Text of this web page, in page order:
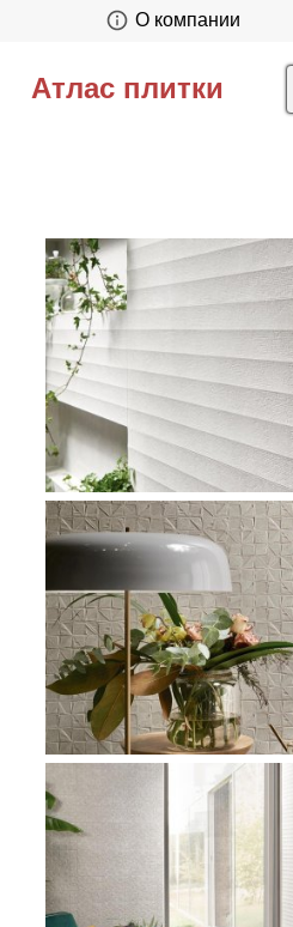
О компании
Атлас плитки